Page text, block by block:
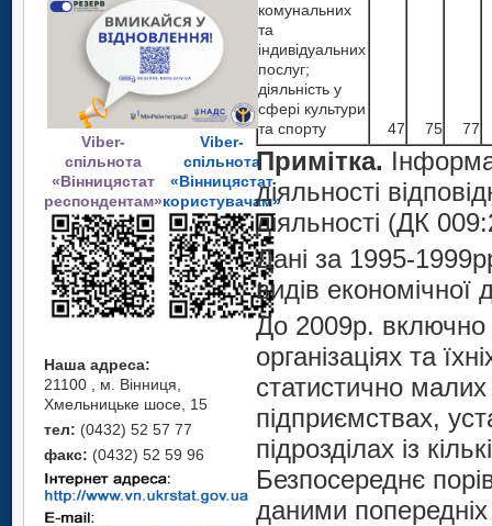
Viber-
спільнота
«Вінницястат
респондентам»
Viber-
спільнота
«Вінницястат
користувачам»
Наша адреса:
21100 , м. Вінниця,
Хмельницьке шосе, 15
тел: (0432) 52 57 77
факс: (0432) 52 59 96
комунальних
та
індивідуальних
послуг;
діяльність у
сфері культури
та спорту
47 75 77
Примітка.
діяльності
діяльності (ДК
Дані за 1995-
видів економічної
До 2009р. включно
організаціях та
статистично
підприємствах,
підрозділах із
Безпосереднє
даними